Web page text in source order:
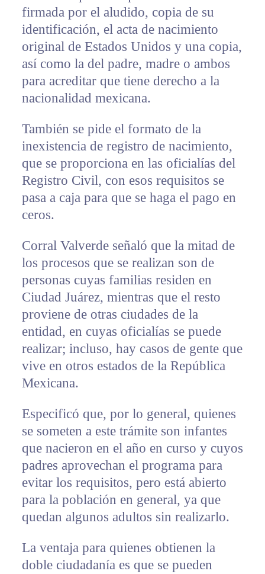
firmada por el aludido, copia de su
identificación, el acta de nacimiento
original de Estados Unidos y una copia,
así como la del padre, madre o ambos
para acreditar que tiene derecho a la
nacionalidad mexicana.
También se pide el formato de la
inexistencia de registro de nacimiento,
que se proporciona en las oficialías del
Registro Civil, con esos requisitos se
pasa a caja para que se haga el pago en
ceros.
Corral Valverde señaló que la mitad de
los procesos que se realizan son de
personas cuyas familias residen en
Ciudad Juárez, mientras que el resto
proviene de otras ciudades de la
entidad, en cuyas oficialías se puede
realizar; incluso, hay casos de gente que
vive en otros estados de la República
Mexicana.
Especificó que, por lo general, quienes
se someten a este trámite son infantes
que nacieron en el año en curso y cuyos
padres aprovechan el programa para
evitar los requisitos, pero está abierto
para la población en general, ya que
quedan algunos adultos sin realizarlo.
La ventaja para quienes obtienen la
doble ciudadanía es que se pueden